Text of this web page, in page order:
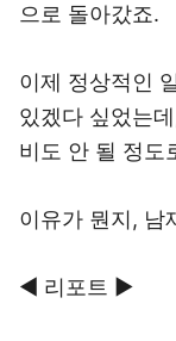
으로 돌아갔죠.
이제 정상적인
있겠다 싶었는
비도 안 될 정도
이유가 뭔지, 남
◀ 리포트 ▶